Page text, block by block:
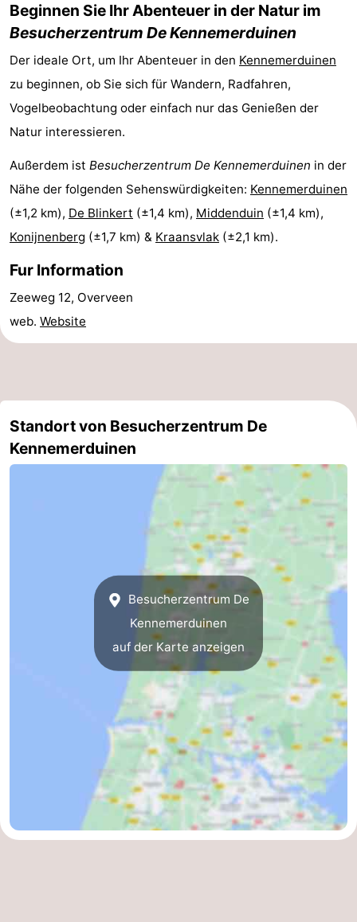
Wandern
-
Golfplatze
-
Sportangeln
Essen
und
trinken
Veranstaltungen
Praktisch
Forum
Route
-
Parken
Reisebuchshop
Medizin
-
-
Beginnen Sie Ihr Abenteuer in der Natur im
Besucherzentrum De Kennemerduinen
Der ideale Ort, um Ihr Abenteuer in den Kennemerduinen
zu beginnen, ob Sie sich für Wandern, Radfahren,
Vogelbeobachtung oder einfach nur das Genießen der
Natur interessieren.
Außerdem ist Besucherzentrum De Kennemerduinen in der
Nähe der folgenden Sehenswürdigkeiten: Kennemerduinen
(±1,2 km), De Blinkert (±1,4 km), Middenduin (±1,4 km),
Konijnenberg (±1,7 km) & Kraansvlak (±2,1 km).
Fur Information
Zeeweg 12, Overveen
web. Website
Standort von Besucherzentrum De
Kennemerduinen
Besucherzentrum De
Kennemerduinen
auf der Karte anzeigen